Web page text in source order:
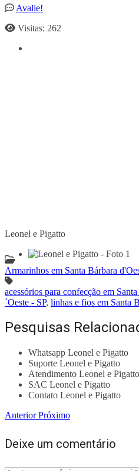
Avalie!
Visitas: 262
Leonel e Pigatto
Armarinhos em Santa Bárbara
acessórios para confecção em
´Oeste - SP, linhas e fios em Santa
Pesquisas
Whatsapp Leonel e Pigatto
Suporte Leonel e Pigatto
Atendimento Leonel e Pigatto
SAC Leonel e Pigatto
Contato Leonel e Pigatto
AnteriorPróximo
Deixe um comentário